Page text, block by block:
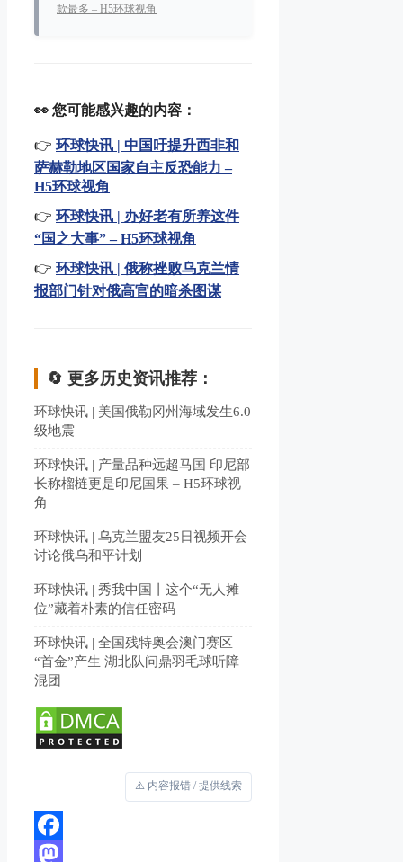
款最多 – H5环球视角
👀 您可能感兴趣的内容：
👉 环球快讯 | 中国吁提升西非和
萨赫勒地区国家自主反恐能力 –
H5环球视角
👉 环球快讯 | 办好老有所养这件
“国之大事” – H5环球视角
👉 环球快讯 | 俄称挫败乌克兰情
报部门针对俄高官的暗杀图谋
🔄 更多历史资讯推荐：
环球快讯 | 美国俄勒冈州海域发生6.0
级地震
环球快讯 | 产量品种远超马国 印尼部
长称榴梿更是印尼国果 – H5环球视
角
环球快讯 | 乌克兰盟友25日视频开会
讨论俄乌和平计划
环球快讯 | 秀我中国丨这个“无人摊
位”藏着朴素的信任密码
环球快讯 | 全国残特奥会澳门赛区
“首金”产生 湖北队问鼎羽毛球听障
混团
⚠️ 内容报错 / 提供线索
Facebook